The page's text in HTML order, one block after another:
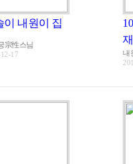
이 내원이 집
宗性스님
17
내